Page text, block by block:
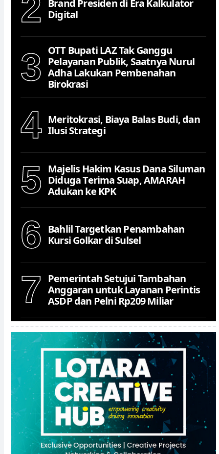
2
Brand Presiden di Era Kalkulator
Digital
3
OTT Bupati LAZ Tak Ganggu
Pelayanan Publik, Saatnya Nurul
Adha Lakukan Pembenahan
Birokrasi
4
Meritokrasi, Biaya Balas Budi, dan
Ilusi Strategi
5
Majelis Hakim Kasus Dana Siluman
Diduga Terima Suap, AMARAH
Adukan ke KPK
6
Bahlil Targetkan Penambahan
Kursi Golkar di Sulsel
7
Pemerintah Setujui Tambahan
Anggaran untuk Layanan Perintis
ASDP dan Pelni Rp209 Miliar